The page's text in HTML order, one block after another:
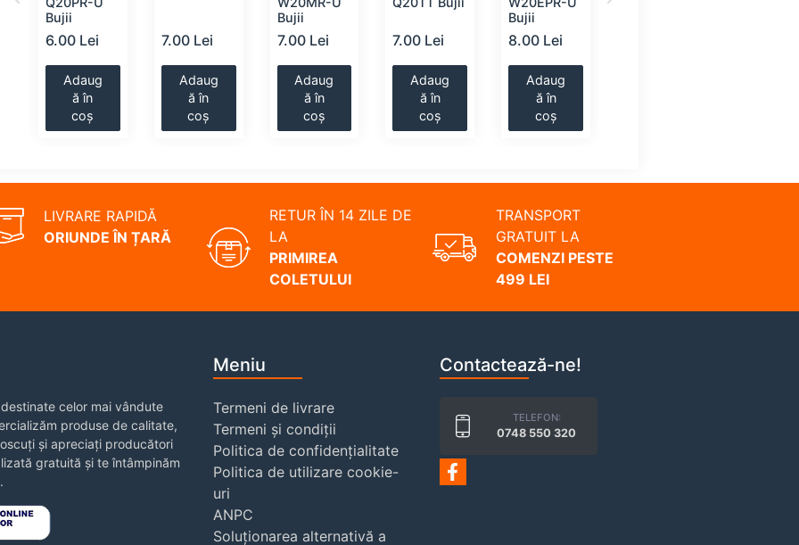
Bujii
6.00 Lei
Adaug
ă în
coș
7.00 Lei
Adaug
ă în
coș
Bujii
7.00 Lei
Adaug
ă în
coș
7.00 Lei
Adaug
ă în
coș
Bujii
8.00 Lei
Adaug
ă în
coș
LIVRARE RAPIDĂ
ORIUNDE ÎN ȚARĂ
RETUR ÎN 14 ZILE DE
LA
PRIMIREA
COLETULUI
TRANSPORT
GRATUIT LA
COMENZI PESTE
499 LEI
celor mai vândute
produse de calitate,
și apreciați producători
gratuită și te întâmpinăm
Meniu
Termeni de livrare
Termeni și condiții
Politica de confidențialitate
Politica de utilizare cookie-
uri
ANPC
Soluționarea alternativă a
Contactează-ne!
TELEFON:
0748 550 320